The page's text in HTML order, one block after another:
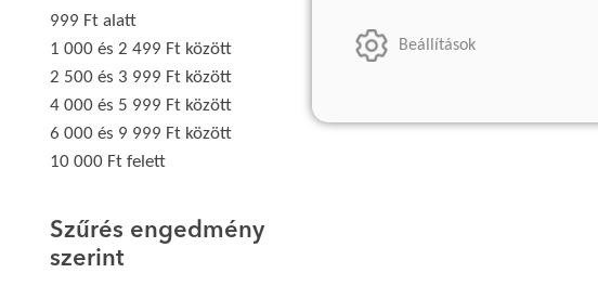
999 Ft alatt
1 000 és 2 499 Ft között
2 500 és 3 999 Ft között
4 000 és 5 999 Ft között
6 000 és 9 999 Ft között
10 000 Ft felett
Szűrés engedmény
szerint
Beállítások